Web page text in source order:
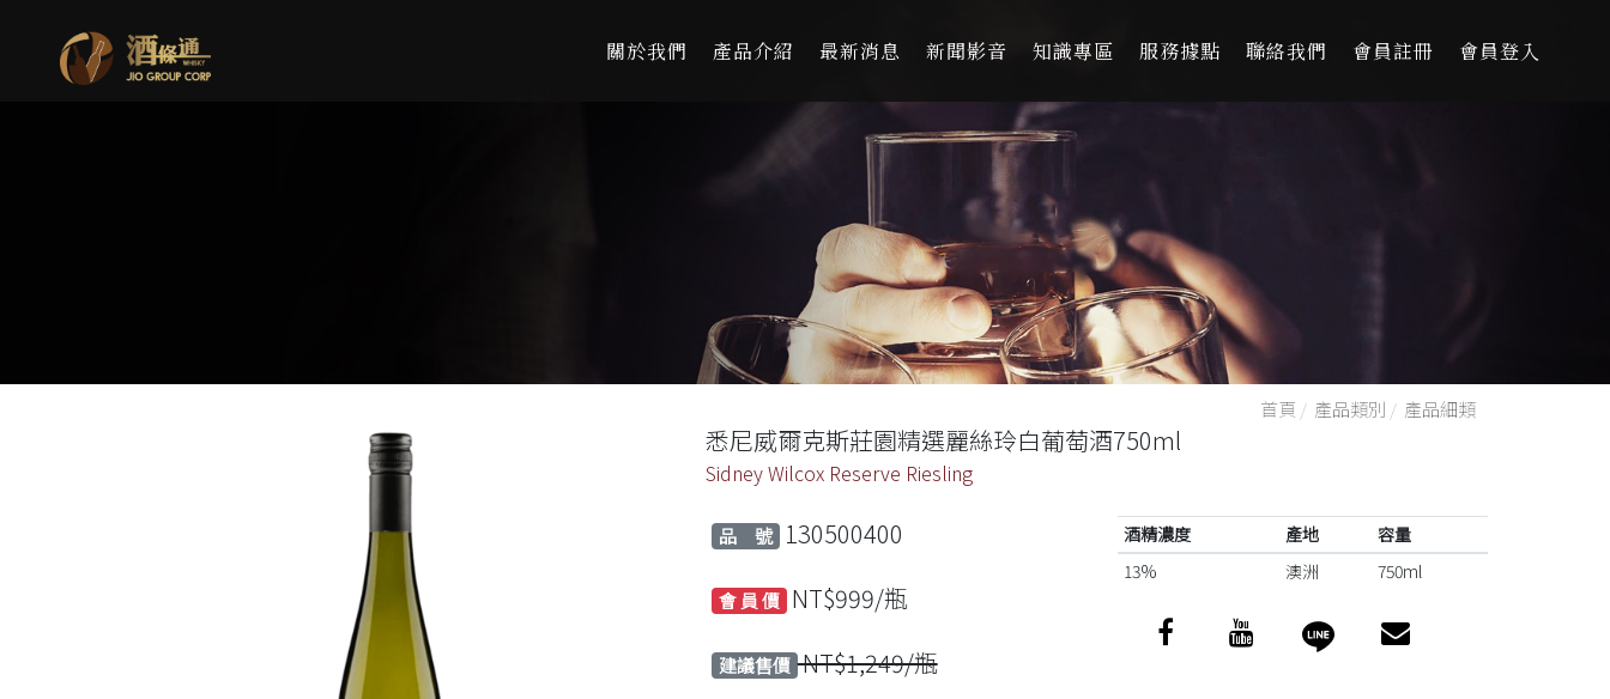
關於我們 產品介紹 最新消息 新聞影音 知識專區 服務據點 聯絡我們 會員註冊 會員登入
首頁 / 產品類別 / 產品細類
悉尼威爾克斯莊園精選麗絲玲白葡萄酒750ml
Sidney Wilcox Reserve Riesling
品 號 130500400
會 員 價 NT$999/瓶
建議售價 NT$1,249/瓶
酒精濃度 產地
容量
13%
澳洲 750ml